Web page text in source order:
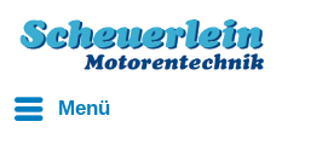
Menü